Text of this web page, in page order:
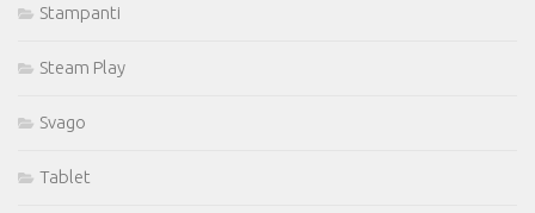
Stampanti
Steam Play
Svago
Tablet